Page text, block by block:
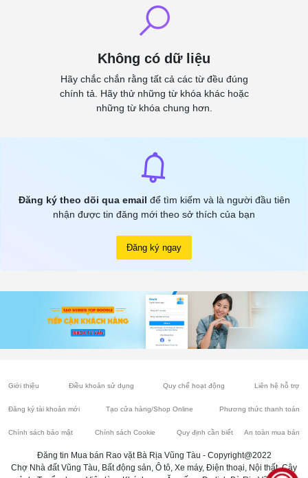
Không có dữ liệu
Hãy chắc chắn rằng tất cả các từ đều đúng
chính tả. Hãy thử những từ khóa khác hoặc
những từ khóa chung hơn.
Đăng ký theo dõi qua email để tìm kiếm và là người đầu tiên
nhận được tin đăng mới theo sở thích của bạn
Đăng ký ngay
Giới thiệu Điều khoản sử dụng Quy chế hoạt động Liên hệ hỗ trợ
Đăng ký tài khoản mới Tạo cửa hàng/Shop Online Phương thức thanh toán
Chính sách bảo mật Chính sách Cookie Quy định cần biết An toàn mua bán
Đăng tin Mua bán Rao vặt Bà Rịa Vũng Tàu - Copyright@2022
Chợ Nhà đất Vũng Tàu, Bất động sản, Ô tô, Xe máy, Điện thoại, Nội thất, Cây